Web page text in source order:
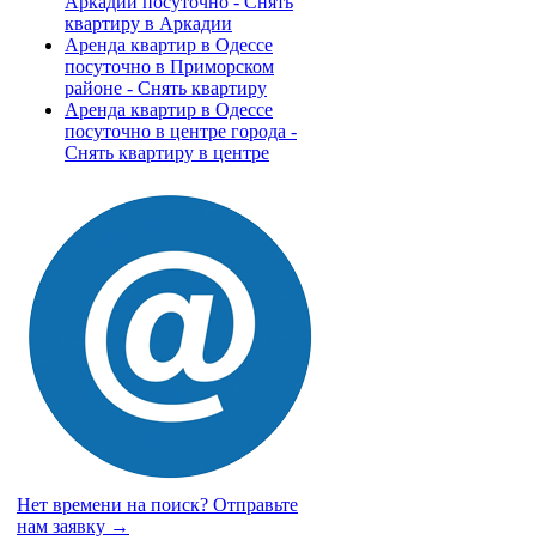
квартиру в Аркадии
Аренда квартир в Одессе
посуточно в Приморском
районе - Снять квартиру
Аренда квартир в Одессе
посуточно в центре города -
Снять квартиру в центре
Нет времени на поиск? Отправьте
нам заявку →